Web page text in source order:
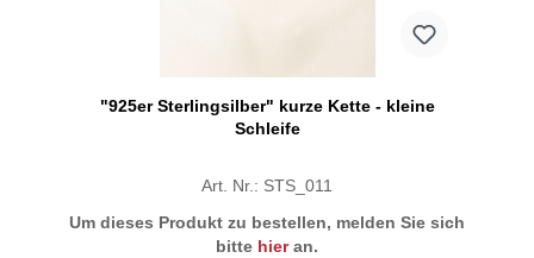
"925er Sterlingsilber" kurze Kette - kleine
Schleife
Art. Nr.: STS_011
Um dieses Produkt zu bestellen, melden Sie sich
bitte hieran.